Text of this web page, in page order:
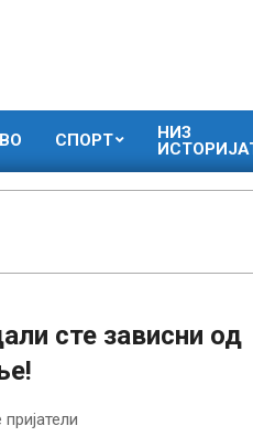
СПОРТ
НИЗ
сте зависни од